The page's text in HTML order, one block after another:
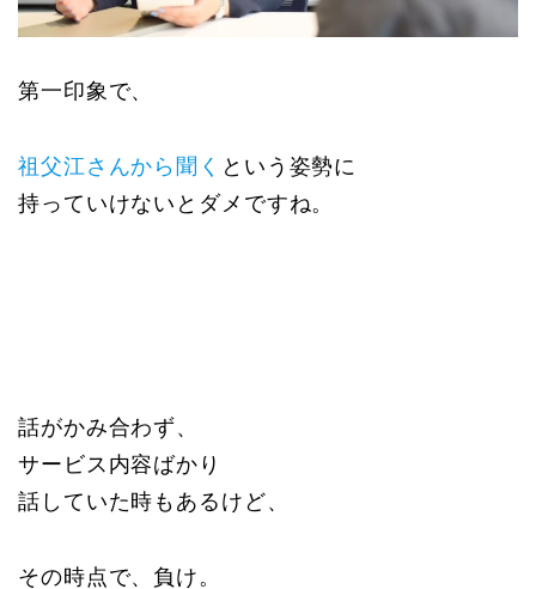
第一印象で、
祖父江さんから聞く という姿勢に
持っていけないとダメですね。
話がかみ合わず、
サービス内容ばかり
話していた時もあるけど、
その時点で、負け。